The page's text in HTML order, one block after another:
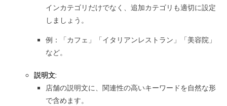
インカテゴリだけでなく、追加カテゴリも適切に設定
しましょう。
例：「カフェ」「イタリアンレストラン」「美容院」
など。
説明文:
店舗の説明文に、関連性の高いキーワードを自然な形
で含めます。